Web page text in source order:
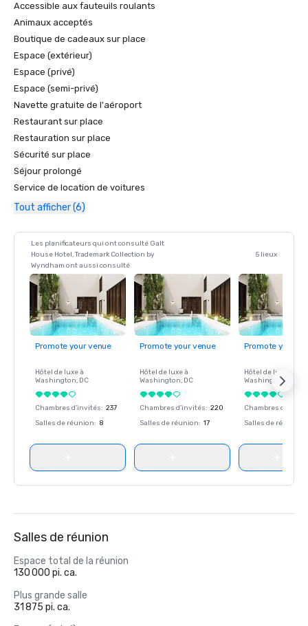
Accessible aux fauteuils roulants
Animaux acceptés
Boutique de cadeaux sur place
Espace (extérieur)
Espace (privé)
Espace (semi-privé)
Navette gratuite de l'aéroport
Restaurant sur place
Restauration sur place
Sécurité sur place
Séjour prolongé
Service de location de voitures
Tout afficher (6)
Les planificateurs qui ont consulté Galt
House Hotel, Trademark Collection by
Wyndham ont aussi consulté
5 lieux
Promote your venue
Hôtel de luxe à
Washington, DC
Chambres d'invités: 237
Salles de réunion: 8
Promote your venue
Hôtel de luxe à
Washington, DC
Chambres d'invités: 220
Salles de réunion: 17
Promote your
Hôtel de luxe à
Washington
Chambres
Salles de réunion
Salles de réunion
Espace total de la réunion
130 000 pi. ca.
Plus grande salle
31 875 pi. ca.